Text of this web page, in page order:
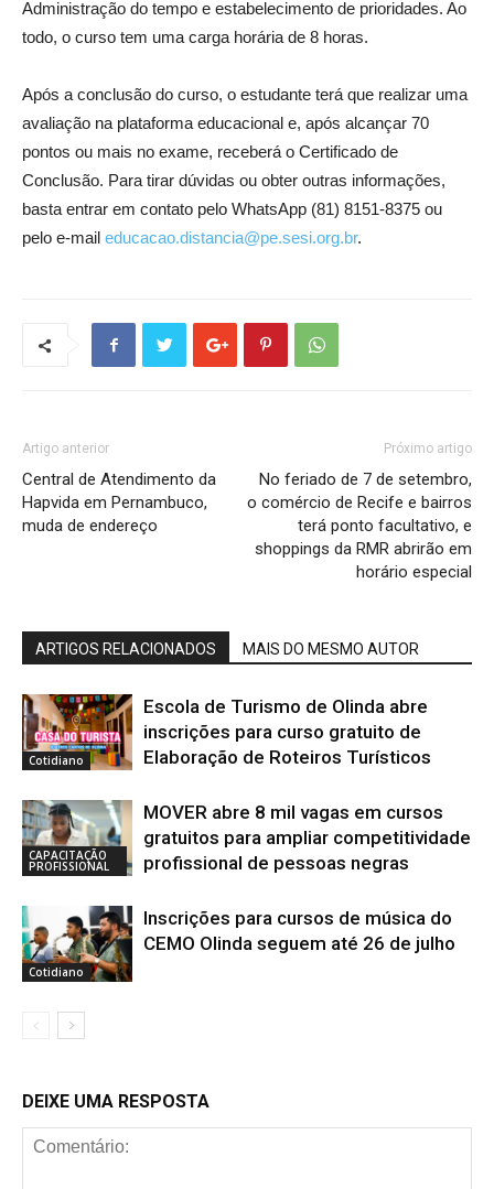
Administração do tempo e estabelecimento de prioridades. Ao
todo, o curso tem uma carga horária de 8 horas.
Após a conclusão do curso, o estudante terá que realizar uma
avaliação na plataforma educacional e, após alcançar 70
pontos ou mais no exame, receberá o Certificado de
Conclusão. Para tirar dúvidas ou obter outras informações,
basta entrar em contato pelo WhatsApp (81) 8151-8375 ou
pelo e-mail educacao.distancia@pe.sesi.org.br.
Artigo anterior
Central de Atendimento da
Hapvida em Pernambuco,
muda de endereço
Próximo artigo
No feriado de 7 de setembro,
o comércio de Recife e bairros
terá ponto facultativo, e
shoppings da RMR abrirão em
horário especial
ARTIGOS RELACIONADOS MAIS DO MESMO AUTOR
Cotidiano
Escola de Turismo de Olinda abre
inscrições para curso gratuito de
Elaboração de Roteiros Turísticos
CAPACITAÇÃO
PROFISSIONAL
MOVER abre 8 mil vagas em cursos
gratuitos para ampliar competitividade
profissional de pessoas negras
Cotidiano
Inscrições para cursos de música do
CEMO Olinda seguem até 26 de julho
DEIXE UMA RESPOSTA